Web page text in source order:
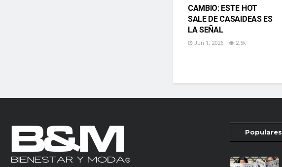
CAMBIO: ESTE HOT
SALE DE CASAIDEAS ES
LA SEÑAL
Jun 1, 2026 2.5k
Populares